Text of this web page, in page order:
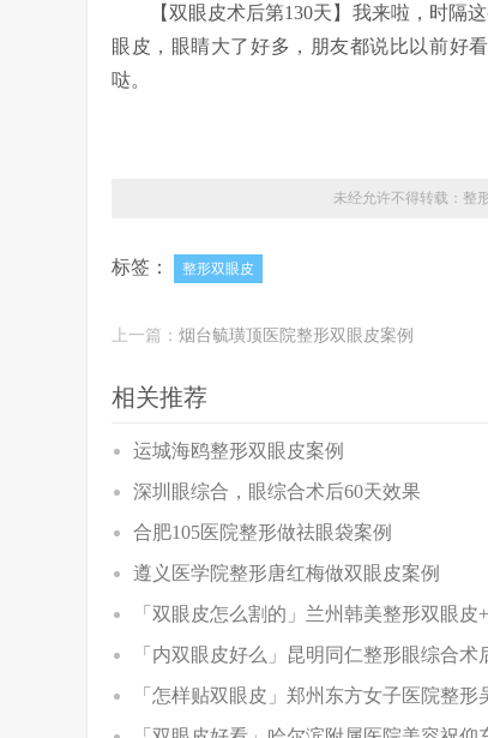
【双眼皮术后第130天】我来啦，时隔这
眼皮，眼睛大了好多，朋友都说比以前好
哒。
未经允许不得转载： 整
标签： 整形双眼皮
上一篇： 烟台毓璜顶医院整形双眼皮案例
相关推荐
运城海鸥整形双眼皮案例
深圳眼综合，眼综合术后60天效果
合肥105医院整形做祛眼袋案例
遵义医学院整形唐红梅做双眼皮案例
「双眼皮怎么割的」兰州韩美整形双眼皮
「内双眼皮好么」昆明同仁整形眼综合术
「怎样贴双眼皮」郑州东方女子医院整